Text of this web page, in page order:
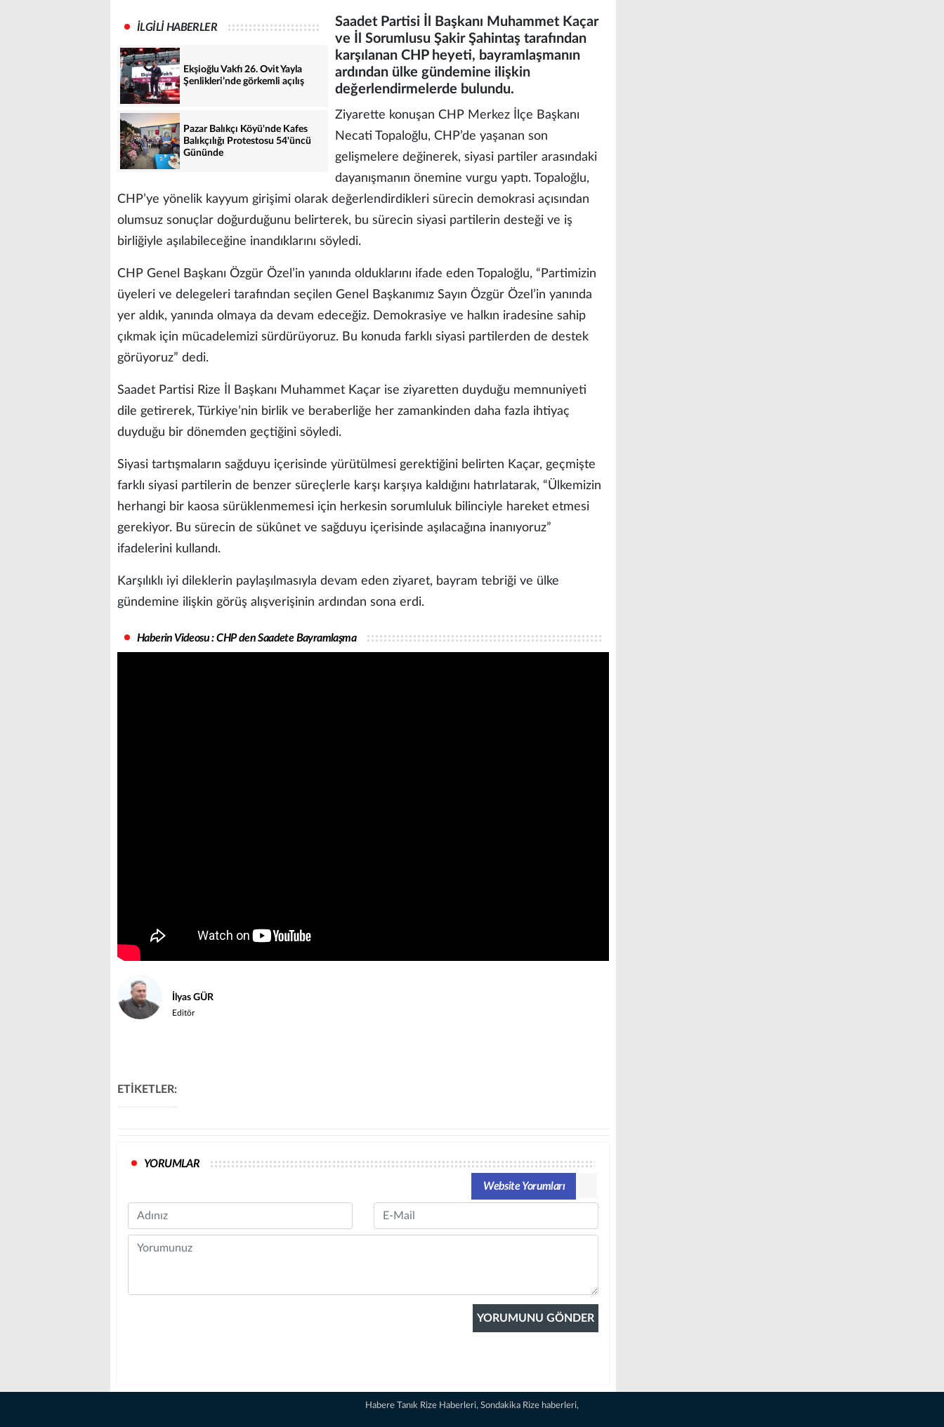
İLGİLİ HABERLER
Ekşioğlu Vakfı 26. Ovit Yayla
Şenlikleri’nde görkemli açılış
Pazar Balıkçı Köyü'nde Kafes
Balıkçılığı Protestosu 54'üncü
Gününde
Saadet Partisi İl Başkanı Muhammet Kaçar
ve İl Sorumlusu Şakir Şahintaş tarafından
karşılanan CHP heyeti, bayramlaşmanın
ardından ülke gündemine ilişkin
değerlendirmelerde bulundu.
Ziyarette konuşan CHP Merkez İlçe Başkanı
Necati Topaloğlu, CHP’de yaşanan son
gelişmelere değinerek, siyasi partiler arasındaki
dayanışmanın önemine vurgu yaptı. Topaloğlu,
CHP’ye yönelik kayyum girişimi olarak değerlendirdikleri sürecin demokrasi açısından
olumsuz sonuçlar doğurduğunu belirterek, bu sürecin siyasi partilerin desteği ve iş
birliğiyle aşılabileceğine inandıklarını söyledi.
CHP Genel Başkanı Özgür Özel’in yanında olduklarını ifade eden Topaloğlu, “Partimizin
üyeleri ve delegeleri tarafından seçilen Genel Başkanımız Sayın Özgür Özel’in yanında
yer aldık, yanında olmaya da devam edeceğiz. Demokrasiye ve halkın iradesine sahip
çıkmak için mücadelemizi sürdürüyoruz. Bu konuda farklı siyasi partilerden de destek
görüyoruz” dedi.
Saadet Partisi Rize İl Başkanı Muhammet Kaçar ise ziyaretten duyduğu memnuniyeti
dile getirerek, Türkiye’nin birlik ve beraberliğe her zamankinden daha fazla ihtiyaç
duyduğu bir dönemden geçtiğini söyledi.
Siyasi tartışmaların sağduyu içerisinde yürütülmesi gerektiğini belirten Kaçar, geçmişte
farklı siyasi partilerin de benzer süreçlerle karşı karşıya kaldığını hatırlatarak, “Ülkemizin
herhangi bir kaosa sürüklenmemesi için herkesin sorumluluk bilinciyle hareket etmesi
gerekiyor. Bu sürecin de sükûnet ve sağduyu içerisinde aşılacağına inanıyoruz”
ifadelerini kullandı.
Karşılıklı iyi dileklerin paylaşılmasıyla devam eden ziyaret, bayram tebriği ve ülke
gündemine ilişkin görüş alışverişinin ardından sona erdi.
Haberin Videosu : CHP den Saadete Bayramlaşma
İlyas GÜR
Editör
ETİKETLER:
YORUMLAR
Website Yorumları
Name Email
Comment
Habere Tanık Rize Haberleri, Sondakika Rize haberleri,